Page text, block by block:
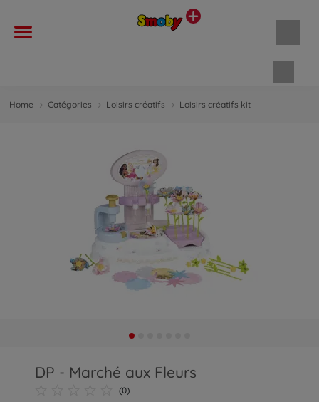
Home Catégories Loisirs créatifs Loisirs créatifs kit
DP - Marché aux Fleurs
(0)